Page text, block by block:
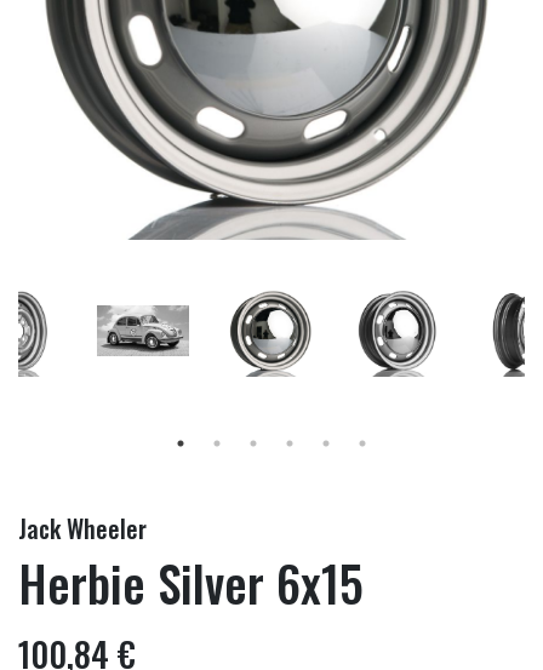
Jack Wheeler
Herbie Silver 6x15
100,84 €